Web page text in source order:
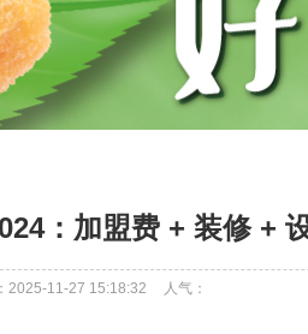
：加盟费 + 装修 +
2025-11-27 15:18:32 人气：